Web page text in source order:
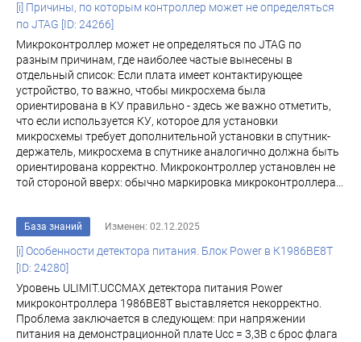
[i] Причины, по которым контроллер может не определяться
по JTAG [ID: 24266]
Микроконтроллер может не определяться по JTAG по
разным причинам, где наиболее частые вынесены в
отдельный список: Если плата имеет контактирующее
устройство, то важно, чтобы микросхема была
ориентирована в КУ правильно - здесь же важно отметить,
что если используется КУ, которое для установки
микросхемы требует дополнительной установки в спутник-
держатель, микросхема в спутнике аналогично должна быть
ориентирована корректно. Микроконтроллер установлен не
той стороной вверх: обычно маркировка микроконтроллера...
База знаний Изменен: 02.12.2025
[i] Особенности детектора питания. Блок Power в К1986ВЕ8T
[ID: 24280]
Уровень ULIMIT.UCCMAX детектора питания Power
микроконтроллера 1986ВЕ8Т выставляется некорректно.
Проблема заключается в следующем: при напряжении
питания на демонстрационной плате Ucc = 3,3В с брос флага